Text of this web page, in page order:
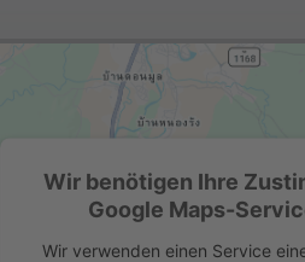
Wir benötigen Ihre
Google Maps-
Wir verwenden einen Service